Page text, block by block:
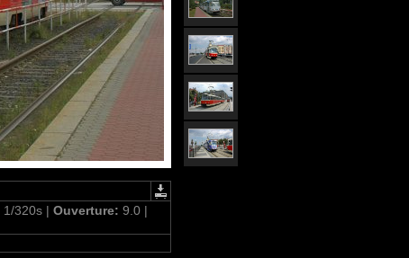
1/320s | Ouverture: 9.0 |